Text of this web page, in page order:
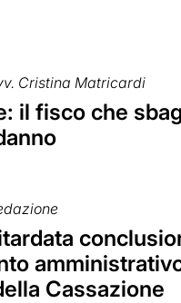
Cristina Matricardi
il fisco che
Cassazione